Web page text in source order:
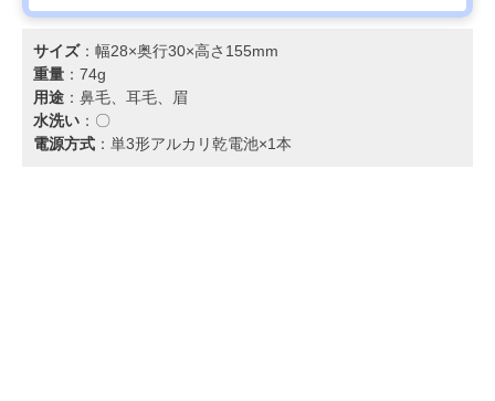
サイズ：幅28×奥行30×高さ155mm
重量 ：74g
用途 ：鼻毛、耳毛、眉
水洗い ：〇
電源方式 ：単3形アルカリ乾電池×1本